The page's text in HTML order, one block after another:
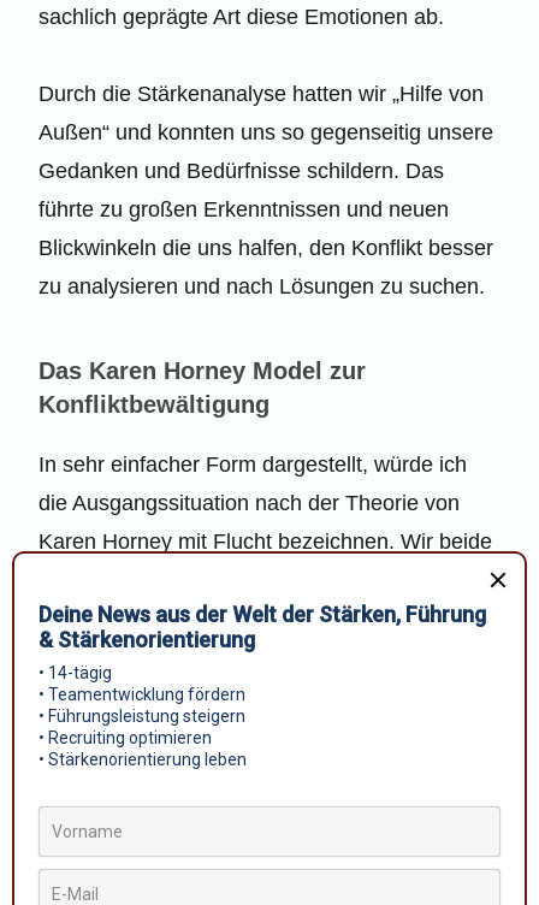
sachlich geprägte Art diese Emotionen ab.
Durch die Stärkenanalyse hatten wir „Hilfe von
Außen“ und konnten uns so gegenseitig unsere
Gedanken und Bedürfnisse schildern. Das
führte zu großen Erkenntnissen und neuen
Blickwinkeln die uns halfen, den Konflikt besser
zu analysieren und nach Lösungen zu suchen.
Das Karen Horney Model zur
Konfliktbewältigung
In sehr einfacher Form dargestellt, würde ich
die Ausgangssituation nach der Theorie von
Karen Horney mit Flucht bezeichnen. Wir beide
Model dient der Analyse der jeweiligen
Ausgangssituationen zwischen: Kampfmodus,
Flucht oder Hinzuwendung (Kooperative
Haltung).
analysieren zu können, um einen Konsens zu
finden. Mit meiner Kollegin übertrafen wir das